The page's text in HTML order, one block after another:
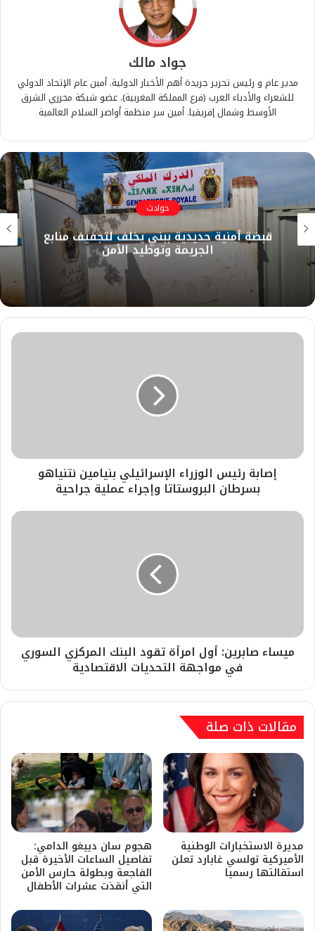
جواد مالك
مدير عام و رئيس تحرير جريدة أهم الأخبار الدولية. أمين عام الإتحاد الدولي
للشعراء والأدباء العرب (فرع المملكة المغربية). عضو شبكة محرري الشرق
الأوسط وشمال إفريقيا. أمين سر منظمة أواصر السلام العالمية
أخبار دولية
عسكرة مضيق هرمز والتصعيد النووي يضعان
أمن الطاقة العالمي على المحك
إصابة رئيس الوزراء الإسرائيلي بنيامين نتنياهو
بسرطان البروستاتا وإجراء عملية جراحية
ميساء صابرين: أول امرأة تقود البنك المركزي السوري
في مواجهة التحديات الاقتصادية
مقالات ذات صلة
مديرة الاستخبارات الوطنية
الأميركية تولسي غابارد تعلن
استقالتها رسميا
هجوم سان دييغو الدامي:
تفاصيل الساعات الأخيرة قبل
الفاجعة وبطولة حارس الأمن
التي أنقذت عشرات الأطفال